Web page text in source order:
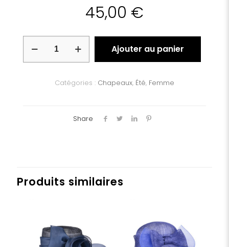
45,00 €
Ajouter au panier
Catégories : Chapeaux, Été, Femme
Share
Produits similaires